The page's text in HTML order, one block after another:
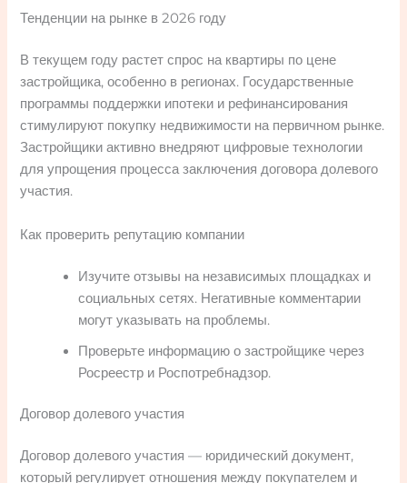
Тенденции на рынке в 2026 году
В текущем году растет спрос на квартиры по цене
застройщика, особенно в регионах. Государственные
программы поддержки ипотеки и рефинансирования
стимулируют покупку недвижимости на первичном рынке.
Застройщики активно внедряют цифровые технологии
для упрощения процесса заключения договора долевого
участия.
Как проверить репутацию компании
Изучите отзывы на независимых площадках и
социальных сетях. Негативные комментарии
могут указывать на проблемы.
Проверьте информацию о застройщике через
Росреестр и Роспотребнадзор.
Договор долевого участия
Договор долевого участия — юридический документ,
который регулирует отношения между покупателем и